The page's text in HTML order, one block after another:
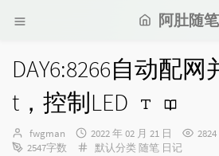
阿肚随笔
DAY6:8266自动配
t，控制LED
博
主：
fwgman
发
布
2022 年 02 月 21 日
2547字数
分
默认分类随笔 日记